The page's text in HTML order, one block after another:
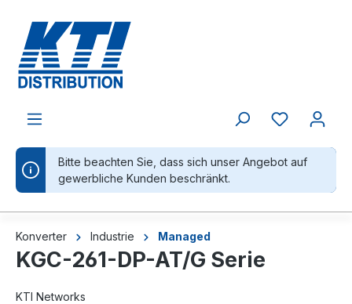
Bitte beachten Sie, dass sich unser Angebot auf
gewerbliche Kunden beschränkt.
Konverter Industrie Managed
KGC-261-DP-AT/G Serie
KTI Networks